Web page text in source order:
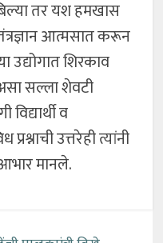
तर यश हमखास
आत्मसात करून
उद्योगात शिरकाव
सल्ला शेवटी
व
उत्तरेही त्यांनी
मानले.